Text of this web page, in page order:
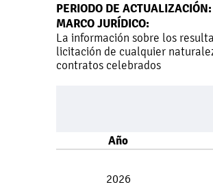
PERIODO DE ACTUALIZACIÓN:
MARCO JURÍDICO:
La información sobre los
licitación de cualquier
contratos celebrados
Año
2026